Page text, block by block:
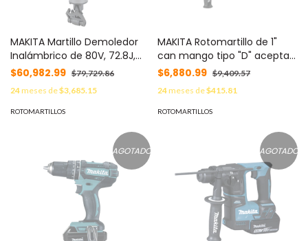
MAKITA Martillo Demoledor
Inalámbrico de 80V, 72.8J,
Zanco Hexagonal de
28.6mm (1 1/8 in) MOD: HM-
004GZ02
$60,982.99 $79,729.86
24meses de$3,685.15
ROTOMARTILLOS
MAKITA Rotomartillo de 1"
can mango tipo "D" acepta
brocas SDS-PLUS MOD: HR-
$6,880.99 $9,409.57
24meses de$415.81
ROTOMARTILLOS
AGOTADO AGOTADO